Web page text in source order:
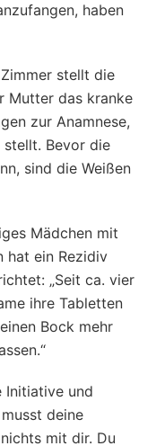
haben
stellt die
Mutter das kranke
zur Anamnese,
Bevor die
sind die Weißen
Mädchen mit
hat ein Rezidiv
„Seit ca. vier
ihre Tabletten
Bock mehr
Initiative und
deine
mit dir. Du